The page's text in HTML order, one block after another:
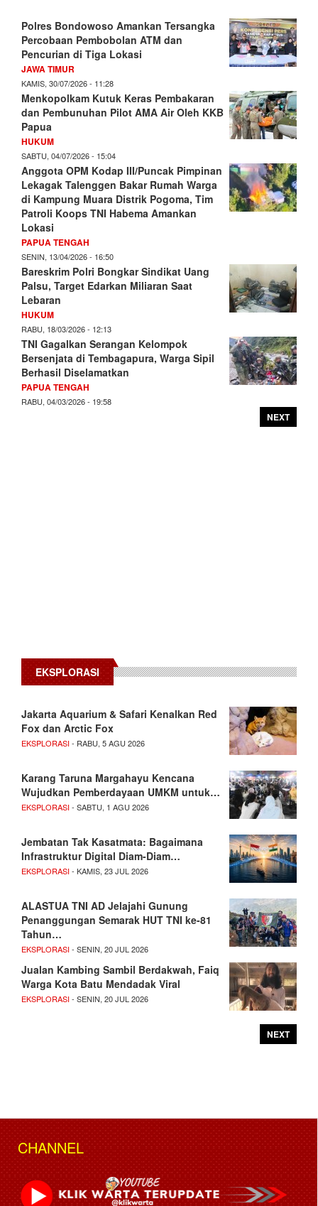
Polres Bondowoso Amankan Tersangka
Percobaan Pembobolan ATM dan
Pencurian di Tiga Lokasi
JAWA TIMUR
KAMIS, 30/07/2026 - 11:28
Menkopolkam Kutuk Keras Pembakaran
dan Pembunuhan Pilot AMA Air Oleh KKB
Papua
HUKUM
SABTU, 04/07/2026 - 15:04
Anggota OPM Kodap III/Puncak Pimpinan
Lekagak Talenggen Bakar Rumah Warga
di Kampung Muara Distrik Pogoma, Tim
Patroli Koops TNI Habema Amankan
Lokasi
PAPUA TENGAH
SENIN, 13/04/2026 - 16:50
Bareskrim Polri Bongkar Sindikat Uang
Palsu, Target Edarkan Miliaran Saat
Lebaran
HUKUM
RABU, 18/03/2026 - 12:13
TNI Gagalkan Serangan Kelompok
Bersenjata di Tembagapura, Warga Sipil
Berhasil Diselamatkan
PAPUA TENGAH
RABU, 04/03/2026 - 19:58
NEXT
EKSPLORASI
Jakarta Aquarium & Safari Kenalkan Red
Fox dan Arctic Fox
EKSPLORASI- RABU, 5 AGU 2026
Karang Taruna Margahayu Kencana
Wujudkan Pemberdayaan UMKM untuk…
EKSPLORASI- SABTU, 1 AGU 2026
Jembatan Tak Kasatmata: Bagaimana
Infrastruktur Digital Diam-Diam…
EKSPLORASI- KAMIS, 23 JUL 2026
ALASTUA TNI AD Jelajahi Gunung
Penanggungan Semarak HUT TNI ke-81
Tahun…
EKSPLORASI- SENIN, 20 JUL 2026
Jualan Kambing Sambil Berdakwah, Faiq
Warga Kota Batu Mendadak Viral
EKSPLORASI- SENIN, 20 JUL 2026
NEXT
CHANNEL